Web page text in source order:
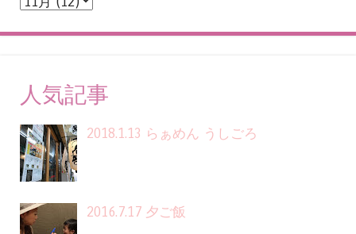
人気記事
2018.1.13 らぁめん うしごろ
2016.7.17 夕ご飯